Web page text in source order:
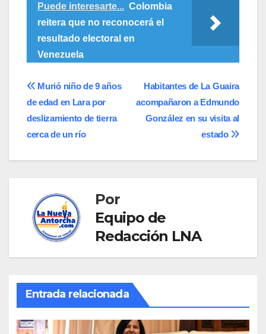
Puede interesarte... Colombia
reitera que no reconocerá el
resultado electoral en
Venezuela
Navegación
de
entradas
Habitantes de La Guaira
acompañaron a Edmundo
González en su visita al
estado
Murió niño de 9 años
de edad en Lara por
deslizamiento de tierra
cerca de un río
Por
Equipo de
Redacción LNA
Entrada relacionada